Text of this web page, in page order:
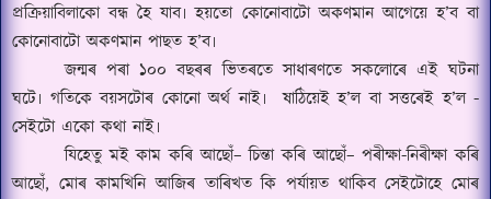
প্ৰক্ৰিয়াবিলাকো বন্ধ হৈ যাব৷ হয়তো কোনোবাটো অকণমান আগেয়ে হ’ব বা
কোনোবাটো অকণমান পাছত হ’ব৷
জন্মৰ পৰা ১০০ বছৰৰ ভিতৰতে সাধাৰণতে সকলোৰে এই ঘটনা
ঘটে৷ গতিকে বয়সটোৰ কোনো অৰ্থ নাই৷ ষাঠিয়েই হ’ল বা সত্তৰেই হ’ল-
সেইটো একো কথা নাই৷
যিহেতু মই কাম কৰি আছোঁ–চিন্তা কৰি আছোঁ–পৰীক্ষা-নিৰীক্ষা কৰি
আছোঁ, মোৰ কামখিনি আজিৰ তাৰিখত কি পৰ্যায়ত থাকিব সেইটোহে মোৰ